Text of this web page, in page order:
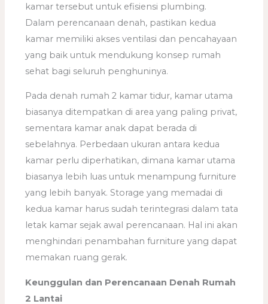
kamar tersebut untuk efisiensi plumbing.
Dalam perencanaan denah, pastikan kedua
kamar memiliki akses ventilasi dan pencahayaan
yang baik untuk mendukung konsep rumah
sehat bagi seluruh penghuninya.
Pada denah rumah 2 kamar tidur, kamar utama
biasanya ditempatkan di area yang paling privat,
sementara kamar anak dapat berada di
sebelahnya. Perbedaan ukuran antara kedua
kamar perlu diperhatikan, dimana kamar utama
biasanya lebih luas untuk menampung furniture
yang lebih banyak. Storage yang memadai di
kedua kamar harus sudah terintegrasi dalam tata
letak kamar sejak awal perencanaan. Hal ini akan
menghindari penambahan furniture yang dapat
memakan ruang gerak.
Keunggulan dan Perencanaan Denah Rumah
2 Lantai